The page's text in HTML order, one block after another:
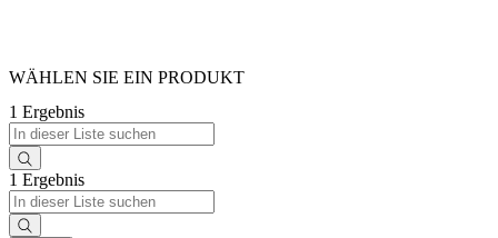
WÄHLEN SIE EIN PRODUKT
1 Ergebnis
1 Ergebnis